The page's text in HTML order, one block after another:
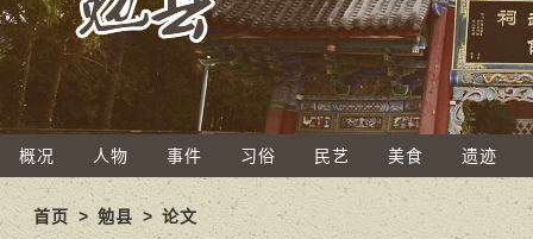
概况 人物 事件 习俗 民艺 美食 遗迹
首页 >勉县 > 论文